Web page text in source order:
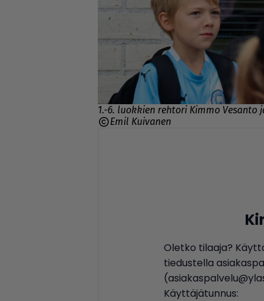
1.-6. luokkien rehtori Kimmo
Emil Kuivanen
Oletko tilaaja?
tiedustella
Käyttäjätunnus: